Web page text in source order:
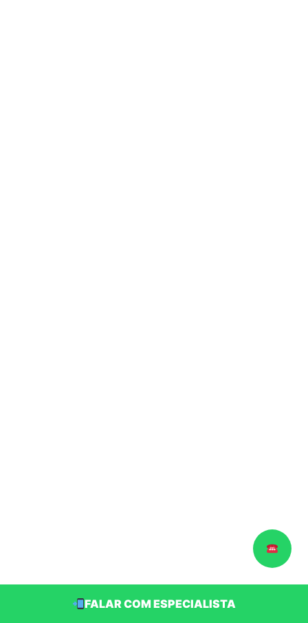
FALAR COM ESPECIALISTA